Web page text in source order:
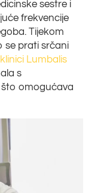
sestre i
frekvencije
Tijekom
se prati srčani
Lumbalis
s
omogućava